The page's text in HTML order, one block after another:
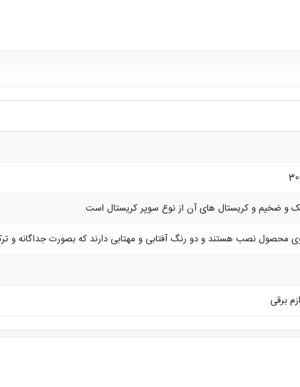
و ضخیم و کریستال های آن از نوع سوپر کریستال است
نصب هستند و دو رنگ آفتابی و مهتابی دارند که بصورت جداگانه و